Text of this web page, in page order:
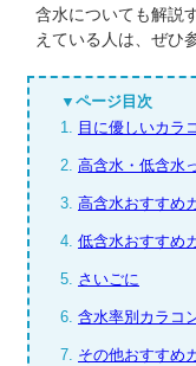
含水についても解説
えている人は、ぜひ
▼ページ目次
1. 目に優しいカラ
2. 高含水・低含水
3. 高含水おすすめ
4. 低含水おすすめ
5. さいごに
6. 含水率別カラコ
7. その他おすすめ